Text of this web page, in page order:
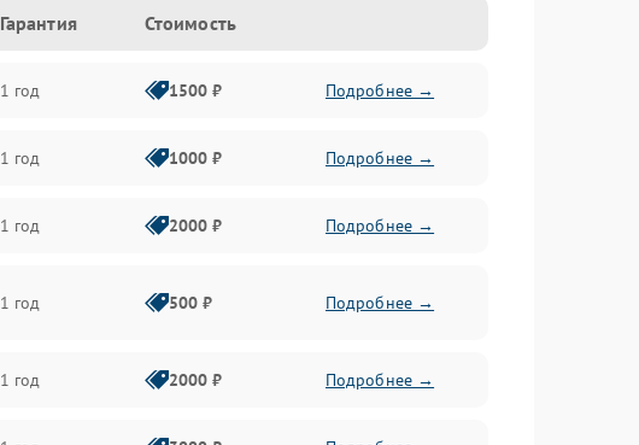
Гарантия Стоимость
1 год 1500 ₽ Подробнее →
1 год 1000 ₽ Подробнее →
1 год 2000 ₽ Подробнее →
1 год 500 ₽ Подробнее →
1 год 2000 ₽ Подробнее →